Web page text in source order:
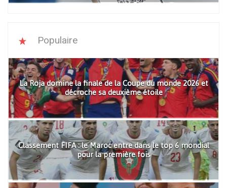
Populaire
La Roja domine la finale de la Coupe du monde 2026 et
décroche sa deuxième étoile
Classement FIFA : le Maroc entre dans le top 6 mondial
pour la première fois